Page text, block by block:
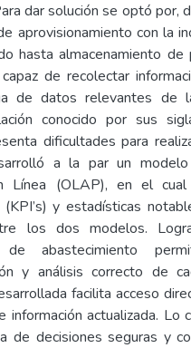
dar solución se optó por,
aprovisionamiento con la
hasta almacenamiento
de recolectar
de datos relevantes de
conocido por sus
dificultades para
a la par un modelo
Línea (OLAP), en el
y estadísticas
los dos modelos.
de abastecimiento
y análisis correcto de
facilita acceso
información actualizada.
de decisiones seguras y